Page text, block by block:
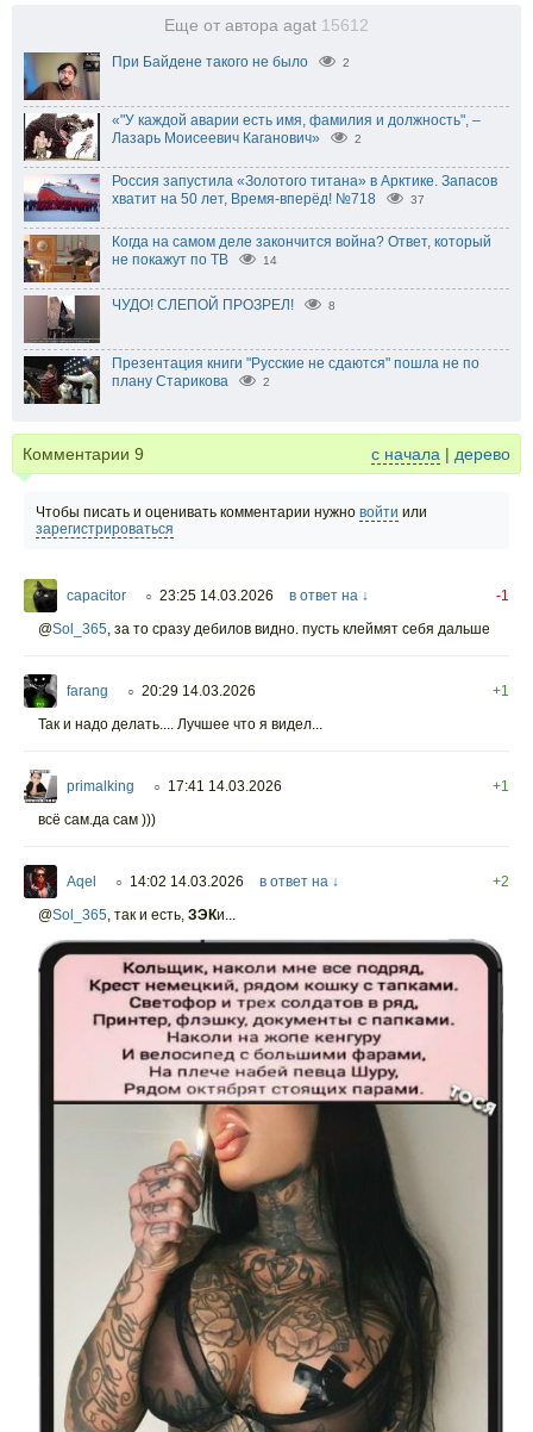
Еще от автора agat 15612
При Байдене такого не было 2
«"У каждой аварии есть имя, фамилия и должность", –
Лазарь Моисеевич Каганович»
2
Россия запустила «Золотого титана» в Арктике. Запасов
хватит на 50 лет, Время-вперёд! №718
37
Когда на самом деле закончится война? Ответ, который
не покажут по ТВ
14
ЧУДО! СЛЕПОЙ ПРОЗРЕЛ! 8
Презентация книги "Русские не сдаются" пошла не по
плану Старикова
2
Комментарии 9 с начала | дерево
Чтобы писать и оценивать комментарии нужно войти или
зарегистрироваться
capacitor ○ 23:25 14.03.2026 в ответ на ↓
-1
@Sol_365, за то сразу дебилов видно. пусть клеймят себя дальше
farang ○ 20:29 14.03.2026
+1
Так и надо делать.... Лучшее что я видел...
primalking ○ 17:41 14.03.2026
+1
всё сам.да сам )))
Aqel ○ 14:02 14.03.2026 в ответ на ↓
+2
@Sol_365, так и есть, ЗЭКи...